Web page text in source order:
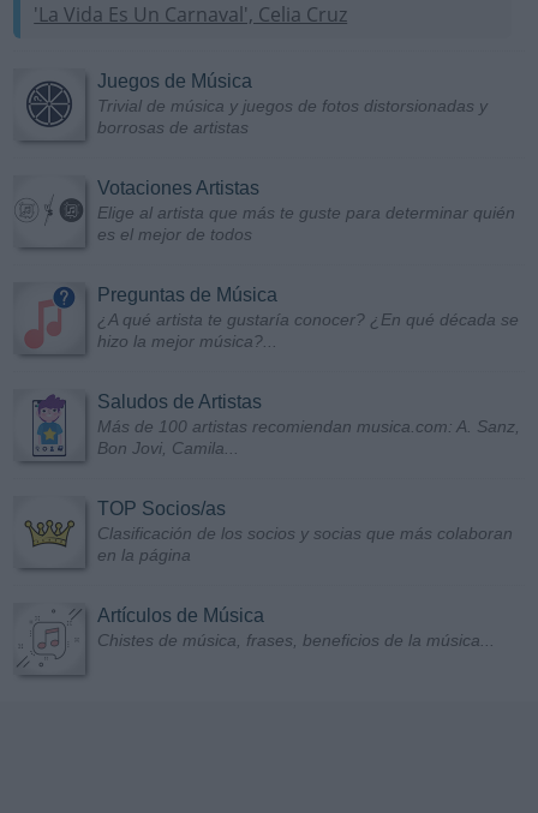
'La Vida Es Un Carnaval', Celia Cruz
Juegos de Música
Trivial de música y juegos de fotos distorsionadas y
borrosas de artistas
Votaciones Artistas
Elige al artista que más te guste para determinar quién
es el mejor de todos
Preguntas de Música
¿A qué artista te gustaría conocer? ¿En qué década se
hizo la mejor música?...
Saludos de Artistas
Más de 100 artistas recomiendan musica.com: A. Sanz,
Bon Jovi, Camila...
TOP Socios/as
Clasificación de los socios y socias que más colaboran
en la página
Artículos de Música
Chistes de música, frases, beneficios de la música...